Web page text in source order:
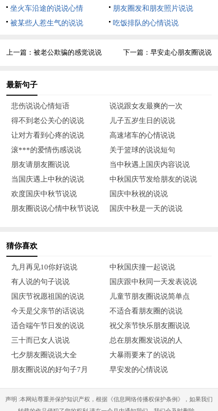
8、经过苦难，才会晓得幸福的滋味；经过磨砺，才会懂得生命
的真谛；经过探寻，才会发现人生的宝藏；经过打拼，才会缔造
9、你听不到别人的呼喊，却能感受人间的温暖；你看不见别人
受到我的一片真心。国际残疾人日，让我的爱，给你的生活增添
光彩！
10、生活的智慧与环境无关，无论怎样，我们都是自己生命中的
主角，命运的安排，心怀信心，坚持信仰，发扬正能量，奋斗是
真理！
11、荣耀也罢，屈辱也罢，都要以平和的心态去面对，少一些无
奈与感慨，多一份从容和淡然。把心放平，生活就是一泓平静的
水；把心放轻，人生就是一朵自在的云。
升华。向前看是梦想、是目标；向后看是结果、是修正。生命的
豁然总会随着第一缕明媚到来。
13、残缺的身体也可以舞出绝世的舞姿，也可以奏出人间的绝
唱，也可以书写盛世巨著，也可以跨越万水千山，他们以精神为
翅膀，以毅力为食粮，以拼搏为斗志，以向上为
14、奋力拼搏，让梦想变得更美；挥洒汗水，让人生变得灿烂；
勇往直前，把汗水变成珍珠，扬帆远航，把梦想变成现实。不惧
风雨，人生一片坦途，锦绣嫣然。
坐火车沿途的说说心情
朋友圈发和朋友照片说说
被某些人惹生气的说说
吃饭排队的心情说说
上一篇：被老公欺骗的感觉说说 下一篇： 早安走心朋友圈说说
最新句子
悲伤说说心情短语
说说跟女友最爽的一次
得不到老公关心的说说
儿子五岁生日的说说
让对方看到心疼的说说
高速堵车的心情说说
滚***的爱情伤感说说
关于篮球的说说短句
朋友请朋友圈说说
当中秋遇上国庆内容说说
当国庆遇上中秋的说说
中秋国庆节发给朋友的说说
欢度国庆中秋节说说
国庆中秋祝的说说
朋友圈说说心情中秋节说说
国庆中秋是一天的说说
猜你喜欢
九月再见10你好说说
中秋国庆撞一起说说
有人说的句子说说
国庆跟中秋同一天发表说说
国庆节祝愿祖国的说说
儿童节朋友圈说说简单点
今天是父亲节的话说说
不适合看朋友圈的说说
适合端午节日发的说说
祝父亲节快乐朋友圈说说
三十而已女人说说
总在朋友圈发说说的人
七夕朋友圈说说大全
大暴雨要来了的说说
朋友圈说说的好句子7月
早安发的心情说说
声明 :本网站尊重并保护知识产权，根据《信息网络传播权保护条例》，如果我们